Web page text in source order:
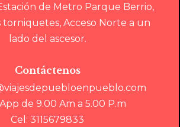
de Metro Parque Berrio,
torniquetes, Acceso Norte a un
lado del ascesor.
Contáctenos
de 9.00 Am a 5.00 P.m
Cel: 3115679833